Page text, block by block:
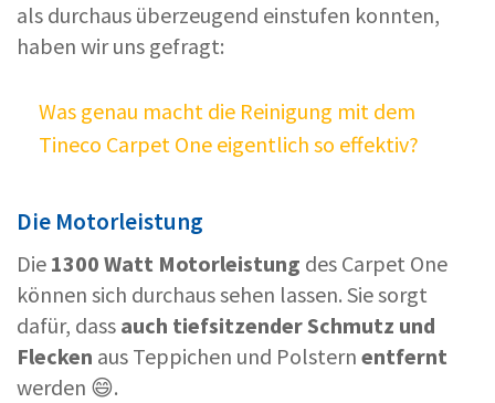
als durchaus überzeugend einstufen konnten,
haben wir uns gefragt:
Was genau macht die Reinigung mit dem
Tineco Carpet One eigentlich so effektiv?
Die Motorleistung
Die 1300 Watt Motorleistung des Carpet One
können sich durchaus sehen lassen. Sie sorgt
dafür, dass auch tiefsitzender Schmutz und
Flecken aus Teppichen und Polstern entfernt
werden 😄.